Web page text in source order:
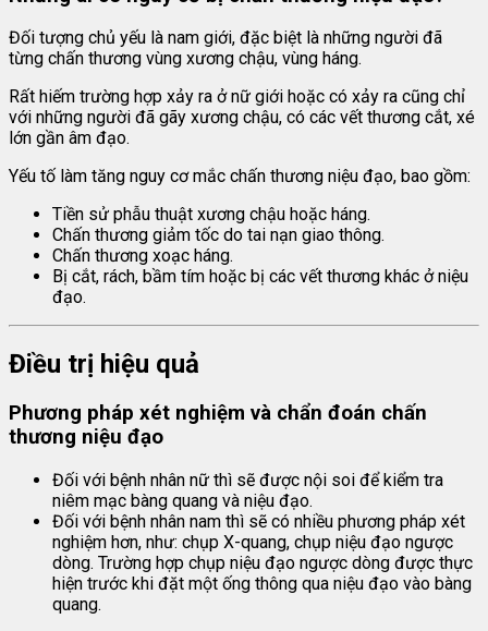
Đối tượng chủ yếu là nam giới, đặc biệt là những người đã
từng chấn thương vùng xương chậu, vùng háng.
Rất hiếm trường hợp xảy ra ở nữ giới hoặc có xảy ra cũng chỉ
với những người đã gãy xương chậu, có các vết thương cắt, xé
lớn gần âm đạo.
Yếu tố làm tăng nguy cơ mắc chấn thương niệu đạo, bao gồm:
Tiền sử phẫu thuật xương chậu hoặc háng.
Chấn thương giảm tốc do tai nạn giao thông.
Chấn thương xoạc háng.
Bị cắt, rách, bầm tím hoặc bị các vết thương khác ở niệu
đạo.
Điều trị hiệu quả
Phương pháp xét nghiệm và chẩn đoán chấn
thương niệu đạo
Đối với bệnh nhân nữ thì sẽ được nội soi để kiểm tra
niêm mạc bàng quang và niệu đạo.
Đối với bệnh nhân nam thì sẽ có nhiều phương pháp xét
nghiệm hơn, như: chụp X-quang, chụp niệu đạo ngược
dòng. Trường hợp chụp niệu đạo ngược dòng được thực
hiện trước khi đặt một ống thông qua niệu đạo vào bàng
quang.